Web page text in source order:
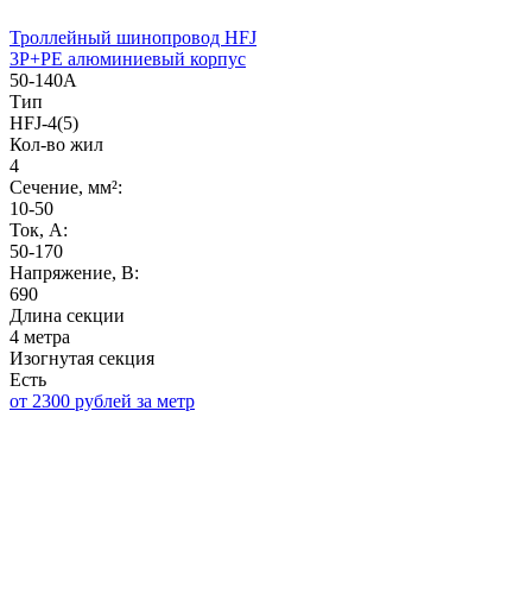
Троллейный шинопровод HFJ
3P+PE алюминиевый корпус
50-140А
Тип
HFJ-4(5)
Кол-во жил
4
Сечение, мм²:
10-50
Ток, А:
50-170
Напряжение, B:
690
Длина секции
4 метра
Изогнутая секция
Есть
от 2300 рублей за метр